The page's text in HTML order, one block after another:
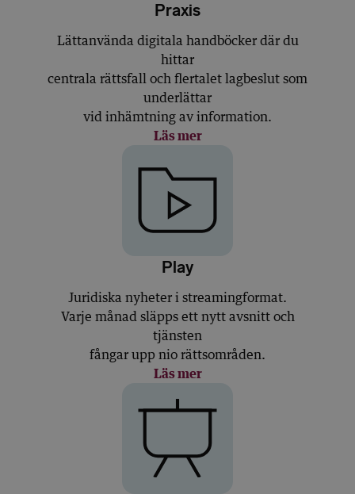
Praxis
Lättanvända digitala handböcker där du
hittar
centrala rättsfall och flertalet lagbeslut som
underlättar
vid inhämtning av information.
Läs mer
Play
Juridiska nyheter i streamingformat.
Varje månad släpps ett nytt avsnitt och
tjänsten
fångar upp nio rättsområden.
Läs mer